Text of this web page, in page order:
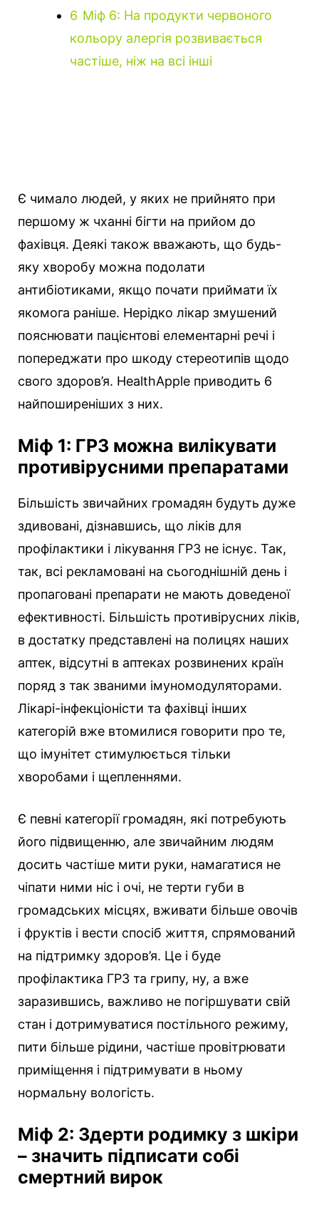
6 Міф 6: На продукти червоного
кольору алергія розвивається
частіше, ніж на всі інші
Є чимало людей, у яких не прийнято при
першому ж чханні бігти на прийом до
фахівця. Деякі також вважають, що будь-
яку хворобу можна подолати
антибіотиками, якщо почати приймати їх
якомога раніше. Нерідко лікар змушений
пояснювати пацієнтові елементарні речі і
попереджати про шкоду стереотипів щодо
свого здоров’я. HealthApple приводить 6
найпоширеніших з них.
Міф 1: ГРЗ можна вилікувати
противірусними препаратами
Більшість звичайних громадян будуть дуже
здивовані, дізнавшись, що ліків для
профілактики і лікування ГРЗ не існує. Так,
так, всі рекламовані на сьогоднішній день і
пропаговані препарати не мають доведеної
ефективності. Більшість противірусних ліків,
в достатку представлені на полицях наших
аптек, відсутні в аптеках розвинених країн
поряд з так званими імуномодуляторами.
Лікарі-інфекціоністи та фахівці інших
категорій вже втомилися говорити про те,
що імунітет стимулюється тільки
хворобами і щепленнями.
Є певні категорії громадян, які потребують
його підвищенню, але звичайним людям
досить частіше мити руки, намагатися не
чіпати ними ніс і очі, не терти губи в
громадських місцях, вживати більше овочів
і фруктів і вести спосіб життя, спрямований
на підтримку здоров’я. Це і буде
профілактика ГРЗ та грипу, ну, а вже
заразившись, важливо не погіршувати свій
стан і дотримуватися постільного режиму,
пити більше рідини, частіше провітрювати
приміщення і підтримувати в ньому
нормальну вологість.
Міф 2: Здерти родимку з шкіри
– значить підписати собі
смертний вирок